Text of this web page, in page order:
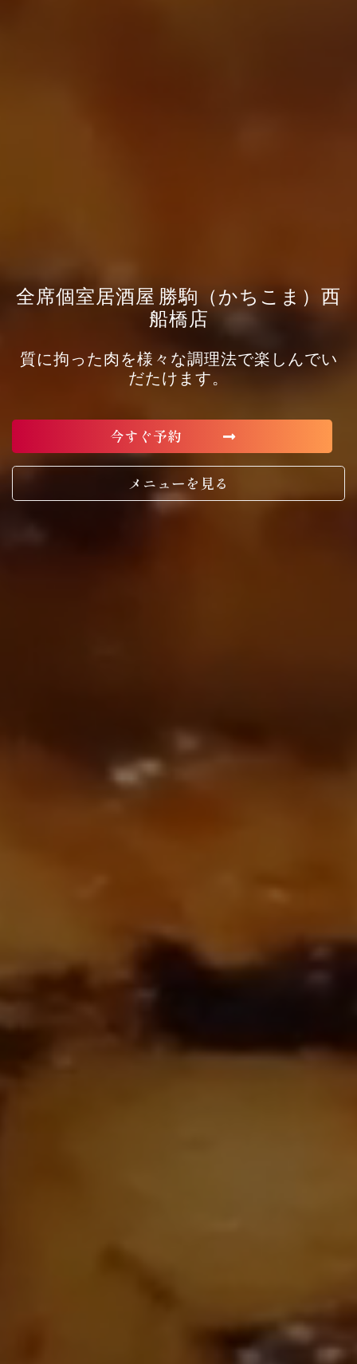
全席個室居酒屋 勝駒（かちこま）西
船橋店
質に拘った肉を様々な調理法で楽しんでい
だたけます。
今すぐ予約
メニューを見る